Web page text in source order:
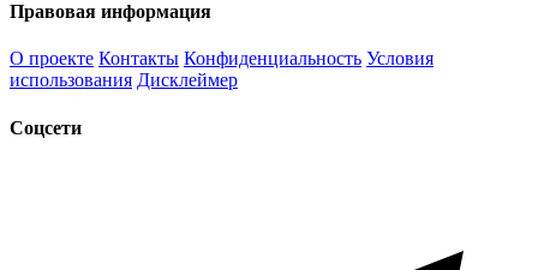
Правовая информация
О проекте Контакты Конфиденциальность Условия
использования Дисклеймер
Соцсети